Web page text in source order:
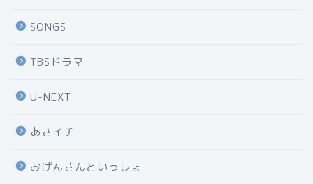
SONGS
TBSドラマ
U-NEXT
あさイチ
おげんさんといっしょ